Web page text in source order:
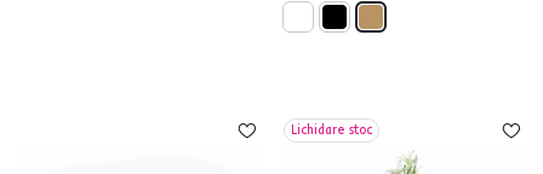
Lichidare stoc